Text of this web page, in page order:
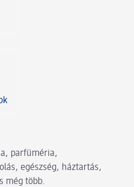
parfüméria,
egészség, háztartás,
még több.